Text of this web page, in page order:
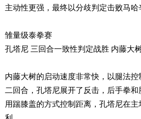
主动性更强，最终以分歧判定击败马哈
雏量级泰拳赛
孔塔尼 三回合一致性判定战胜 内藤大
内藤大树的启动速度非常快，以腿法
二回合，孔塔尼展开了反击，后手拳
用踹膝盖的方式控制距离，孔塔尼在